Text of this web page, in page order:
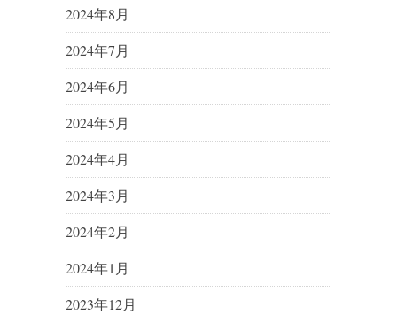
2024年8月
2024年7月
2024年6月
2024年5月
2024年4月
2024年3月
2024年2月
2024年1月
2023年12月